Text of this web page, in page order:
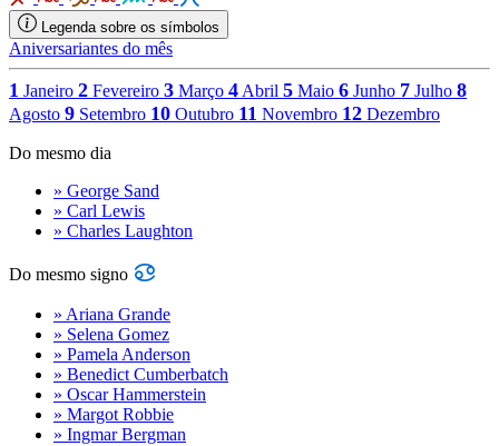
Legenda sobre os símbolos
Aniversariantes do mês
1 Janeiro 2 Fevereiro 3 Março 4 Abril 5 Maio 6 Junho 7 Julho 8
Agosto 9 Setembro 10 Outubro 11 Novembro 12 Dezembro
Do mesmo dia
» George Sand
» Carl Lewis
» Charles Laughton
Do mesmo signo
» Ariana Grande
» Selena Gomez
» Pamela Anderson
» Benedict Cumberbatch
» Oscar Hammerstein
» Margot Robbie
» Ingmar Bergman